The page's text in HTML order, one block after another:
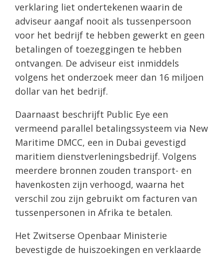
verklaring liet ondertekenen waarin de
adviseur aangaf nooit als tussenpersoon
voor het bedrijf te hebben gewerkt en geen
betalingen of toezeggingen te hebben
ontvangen. De adviseur eist inmiddels
volgens het onderzoek meer dan 16 miljoen
dollar van het bedrijf.
Daarnaast beschrijft Public Eye een
vermeend parallel betalingssysteem via New
Maritime DMCC, een in Dubai gevestigd
maritiem dienstverleningsbedrijf. Volgens
meerdere bronnen zouden transport- en
havenkosten zijn verhoogd, waarna het
verschil zou zijn gebruikt om facturen van
tussenpersonen in Afrika te betalen.
Het Zwitserse Openbaar Ministerie
bevestigde de huiszoekingen en verklaarde